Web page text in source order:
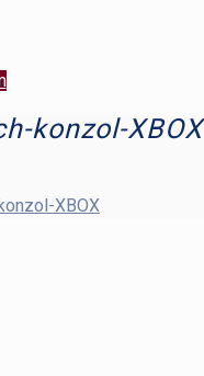
konzol-XBOX
XBOX